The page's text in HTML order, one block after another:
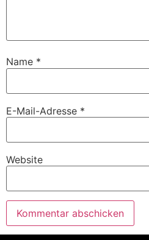
Name *
E-Mail-Adresse *
Website